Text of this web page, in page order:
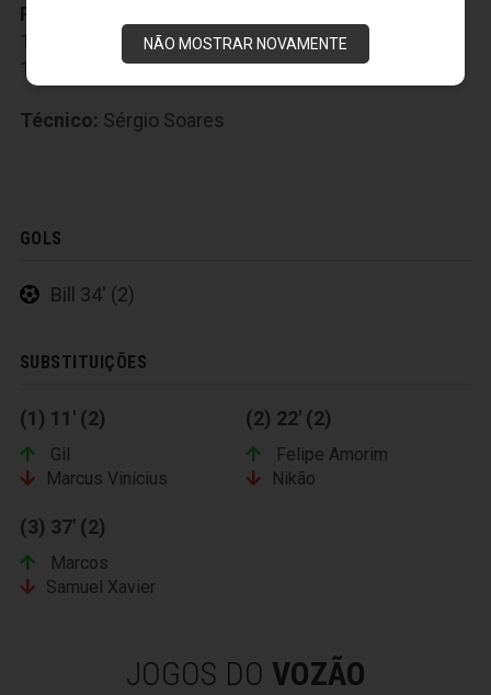
NÃO MOSTRAR NOVAMENTE
Reservas:
14-Hélder Santos,15-Michel,16-Eduardo
17-Felipe Amorim,18-Robinho,19-Gil,20-Marcos
Técnico: Sérgio Soares
GOLS
Bill 34' (2)
SUBSTITUIÇÕES
(1) 11' (2)
Gil
Marcus Vinícius
(2) 22' (2)
Felipe Amorim
Nikão
(3) 37' (2)
Marcos
Samuel Xavier
JOGOS DO VOZÃO